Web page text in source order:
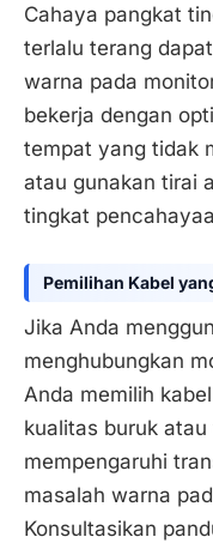
Cahaya pangkat
terlalu terang
warna pada
bekerja dengan
tempat yang tidak
atau gunakan tirai
tingkat
Pemilihan Kabel
Jika Anda
menghubungkan
Anda memilih
kualitas buruk
mempengaruhi
masalah warna
Konsultasikan